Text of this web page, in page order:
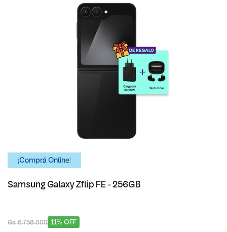
¡Comprá Online!
Samsung Galaxy Zflip FE - 256GB
11% OFF
Gs. 6.758.000